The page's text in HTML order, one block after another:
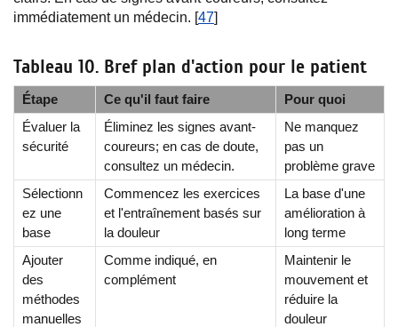
immédiatement un médecin. [47]
Tableau 10. Bref plan d'action pour le patient
Étape Ce qu'il faut faire
Pour quoi
Évaluer la
sécurité
Éliminez les signes avant-
coureurs; en cas de doute,
consultez un médecin.
Ne manquez
pas un
problème grave
Sélectionn
ez une
base
Commencez les exercices
et l'entraînement basés sur
la douleur
La base d'une
amélioration à
long terme
Ajouter
des
méthodes
manuelles
Comme indiqué, en
complément
Maintenir le
mouvement et
réduire la
douleur